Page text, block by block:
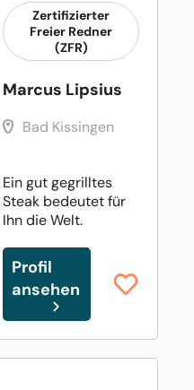
Zertifizierter
Freier Redner
(ZFR)
Marcus Lipsius
Bad Kissingen
Ein gut gegrilltes
Steak bedeutet für
Ihn die Welt.
Profil
ansehen